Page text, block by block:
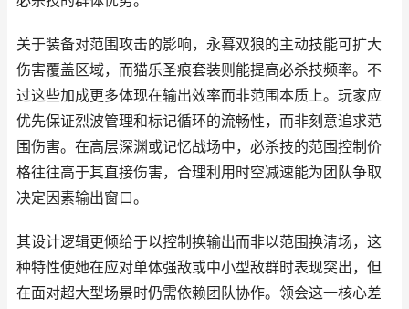
关于装备对范围攻击的影响，永暮双狼的主动技能可扩大
伤害覆盖区域，而猫乐圣痕套装则能提高必杀技频率。不
过这些加成更多体现在输出效率而非范围本质上。玩家应
优先保证烈波管理和标记循环的流畅性，而非刻意追求范
围伤害。在高层深渊或记忆战场中，必杀技的范围控制价
格往往高于其直接伤害，合理利用时空减速能为团队争取
决定因素输出窗口。
其设计逻辑更倾给于以控制换输出而非以范围换清场，这
种特性使她在应对单体强敌或中小型敌群时表现突出，但
在面对超大型场景时仍需依赖团队协作。领会这一核心差